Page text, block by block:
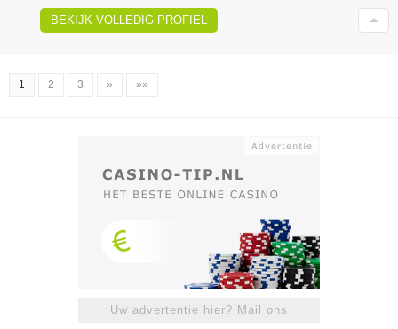
BEKIJK VOLLEDIG PROFIEL
1 2 3 » »»
Uw advertentie hier? Mail ons